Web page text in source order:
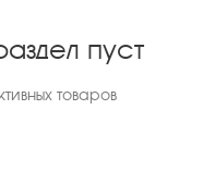
пуст
товаров